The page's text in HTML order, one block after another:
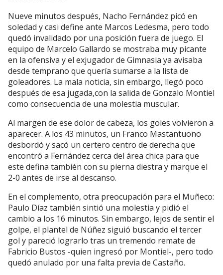
Nueve minutos después, Nacho Fernández picó en
soledad y casi define ante Marcos Ledesma, pero todo
quedó invalidado por una posición fuera de juego. El
equipo de Marcelo Gallardo se mostraba muy picante
en la ofensiva y el exjugador de Gimnasia ya avisaba
desde temprano que quería sumarse a la lista de
goleadores. La mala noticia, sin embargo, llegó poco
después de esa jugada,con la salida de Gonzalo Montiel
como consecuencia de una molestia muscular.
Al margen de ese dolor de cabeza, los goles volvieron a
aparecer. A los 43 minutos, un Franco Mastantuono
desbordó y sacó un certero centro de derecha que
encontró a Fernández cerca del área chica para que
este defina también con su pierna diestra y marque el
2-0 antes de irse al descanso.
En el complemento, otra preocupación para el Muñeco:
Paulo Díaz también sintió una molestia y pidió el
cambio a los 16 minutos. Sin embargo, lejos de sentir el
golpe, el plantel de Núñez siguió buscando el tercer
gol y pareció lograrlo tras un tremendo remate de
Fabricio Bustos -quien ingresó por Montiel-, pero todo
quedó anulado por una falta previa de Castaño.